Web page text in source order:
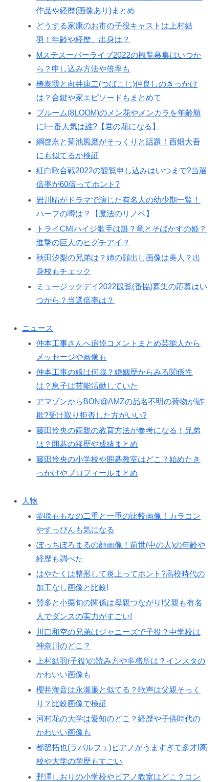
作品や経歴(画像あり)まとめ
どうする家康のお市の子役キャストは上村結
羽！年齢や経歴、出身は？
Mステスーパーライブ2022の観覧募集はいつか
ら？申し込み方法や倍率も
椿泰我と向井康二(つばこじ)仲良しのきっかけ
は？合鍵や家エピソードもまとめて
ブルーム(8LOOM)のメン花やメンカラを年齢順
に!一番人気は誰?【君の花になる】
綱啓永と菊池風磨がそっくりと話題！西畑大吾
にも似てるか検証
紅白歌合戦2022の観覧申し込みはいつまで?当選
倍率が60倍ってホント?
岩川晴がドラマで演じた有名人の幼少期一覧！
ハーフの噂は？【魔法のリノベ】
トライCM|ハイジ歌手は誰？竜とそばかすの姫？
進撃の巨人のヒグチアイ？
秋田汐梨の兄弟は？姉の顔出し画像は美人？出
身校もチェック
ミュージックデイ2022観覧(番協)募集の応募はい
つから？当選倍率は？
ニュース
仲本工事さんへ追悼コメントまとめ芸能人から
メッセージや画像も
仲本工事の娘は何歳？婚姻歴からみる関係性
は？息子は芸能活動していた
アマゾンからBON@AMZの品名不明の荷物が!詐
欺?受け取り拒否した方がいい?
藤田怜央の両親の教育方法が参考になる！兄弟
は？囲碁の経歴や成績まとめ
藤田怜央の小学校や囲碁教室はどこ？始めたき
っかけやプロフィールまとめ
人物
夢咲ももなの二重と一重の比較画像！カラコン
やすっぴんも気になる
ぼっちぼろまるの顔画像！前世(中の人)の年齢や
経歴も調べた
はやたくは整形して炎上ってホント?高校時代の
加工なし画像と比較!
賛多と小栗旬の関係は母親つながり!父親も有名
人でダンスの実力がすごい!
川口和空の兄弟はジャニーズで子役？中学校は
神奈川のどこ？
上村結羽(子役)の読み方や事務所は？インスタの
かわいい画像も
櫻井海音は永瀬廉と似てる？歌声は父親そっく
り？比較画像で検証
河村花の大学は愛知のどこ？経歴や子供時代の
かわいい画像も
都留拓也(ラパルフェ)ピアノがうますぎて多才!高
校や大学の学歴もすごい
野澤しおりの小学校やピアノ教室はどこ？コン